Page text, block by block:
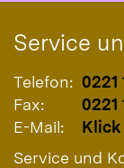
Service
Telefon: 0221
Fax:
0221
E-Mail:
Klick
Service und